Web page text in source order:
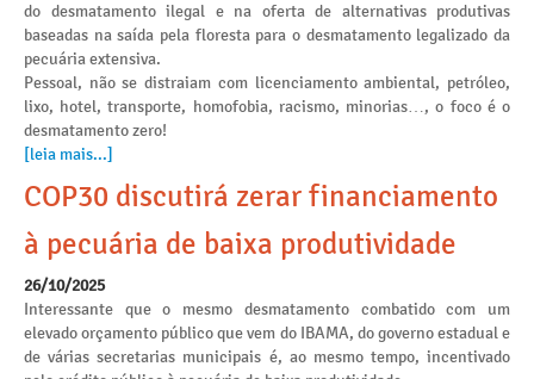
do desmatamento ilegal e na oferta de alternativas produtivas
baseadas na saída pela floresta para o desmatamento legalizado da
pecuária extensiva.
Pessoal, não se distraiam com licenciamento ambiental, petróleo,
lixo, hotel, transporte, homofobia, racismo, minorias…, o foco é o
desmatamento zero!
[leia mais...]
COP30 discutirá zerar financiamento
à pecuária de baixa produtividade
26/10/2025
Interessante que o mesmo desmatamento combatido com um
elevado orçamento público que vem do IBAMA, do governo estadual e
de várias secretarias municipais é, ao mesmo tempo, incentivado